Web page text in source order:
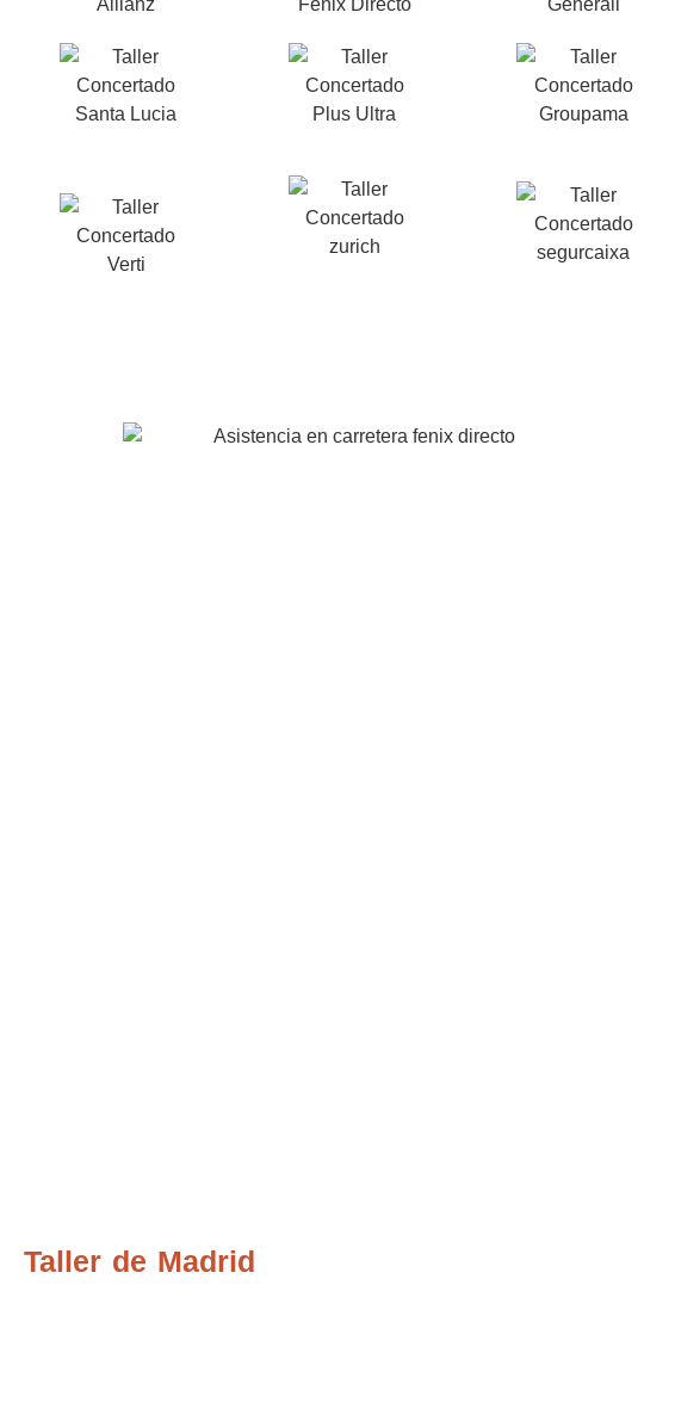
Taller de Madrid